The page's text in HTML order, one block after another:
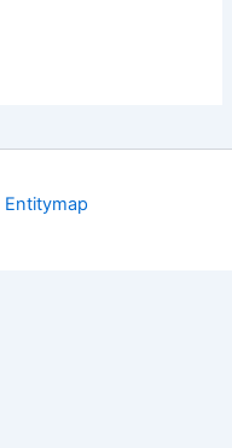
Entitymap